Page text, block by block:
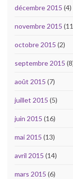
décembre 2015 (4)
novembre 2015
octobre 2015 (2)
septembre 2015
août 2015 (7)
juillet 2015 (5)
juin 2015 (16)
mai 2015 (13)
avril 2015 (14)
mars 2015 (6)